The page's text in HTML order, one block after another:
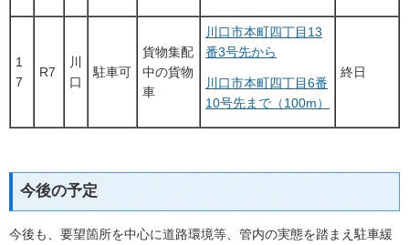
1
7
R7
川
口
駐車可
貨物集配
中の貨物
車
川口市本町四丁目13
番3号先から
川口市本町四丁目6番
10号先まで（100m）
終日
今後の予定
今後も、要望箇所を中心に道路環境等、管内の実態を踏まえ駐車緩